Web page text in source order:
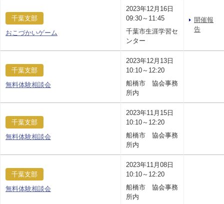
千葉支部
おこづかいゲーム
2023年12月16日
09:30～11:45
千葉市生涯学習セ
ンター
開催報
告
千葉支部
無料体験相談会
2023年12月13日
10:10～12:20
船橋市 協会事務
所内
千葉支部
無料体験相談会
2023年11月15日
10:10～12:20
船橋市 協会事務
所内
千葉支部
無料体験相談会
2023年11月08日
10:10～12:20
船橋市 協会事務
所内